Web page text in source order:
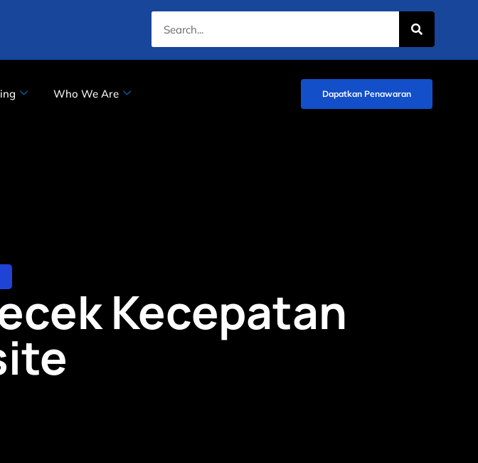
Who We Are Dapatkan Penawaran
Kecepatan